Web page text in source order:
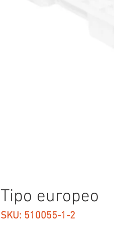
Tipo europeo
SKU: 510055-1-2